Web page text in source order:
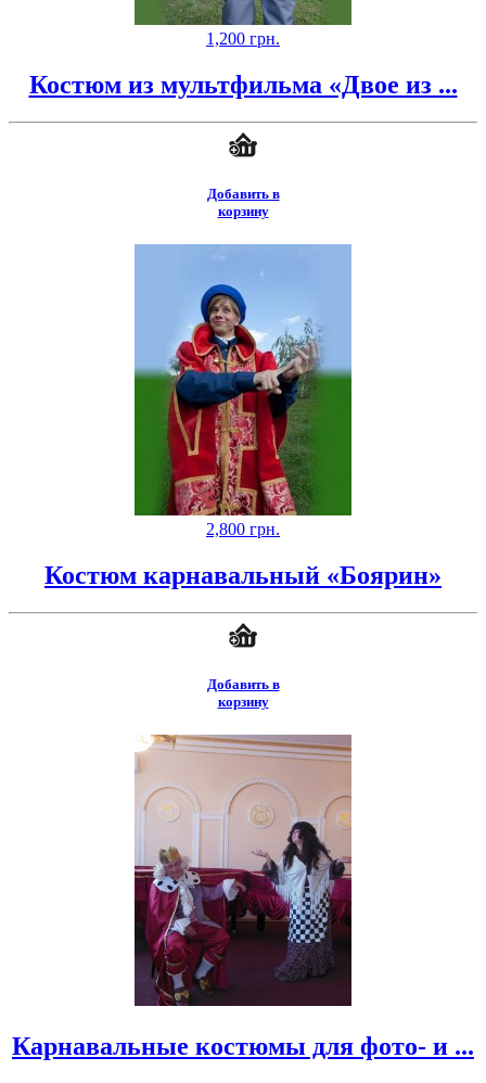
1,200 грн.
Костюм из мультфильма «Двое из ...
Добавить в
корзину
2,800 грн.
Костюм карнавальный «Боярин»
Добавить в
корзину
Карнавальные костюмы для фото- и ...